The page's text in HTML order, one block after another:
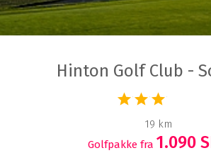
Hinton Golf Club -
19 km
Golfpakke fra 1.090